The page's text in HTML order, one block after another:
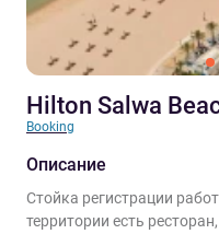
Hilton Salwa
Booking
Описание
Стойка регистрации
территории есть